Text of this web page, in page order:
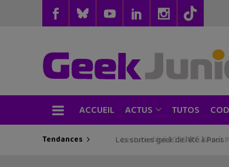
ACCUEIL ACTUS TUTOS
Tendances Les sorties geek de l’été à Paris